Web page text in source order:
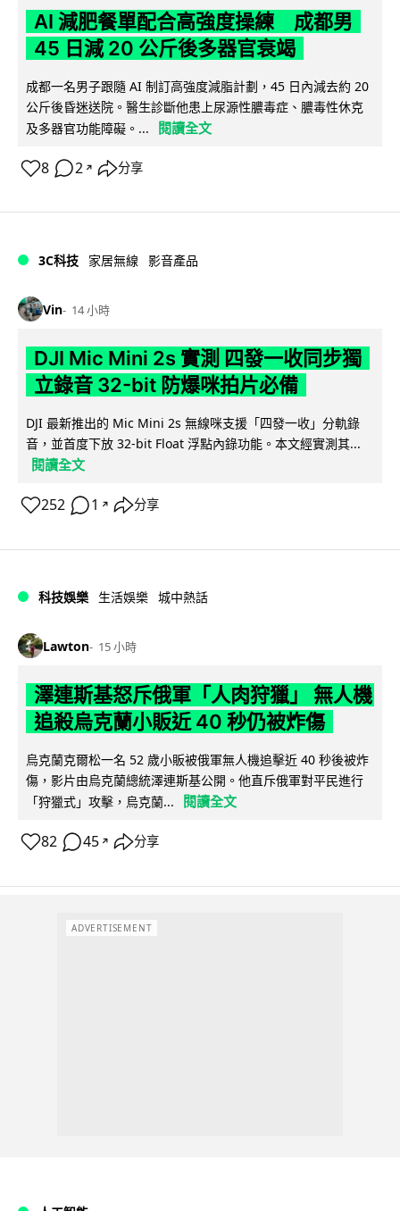
AI 減肥餐單配合高強度操練 成都男
45 日減 20 公斤後多器官衰竭
成都一名男子跟隨 AI 制訂高強度減脂計劃，45 日內減去約 20
公斤後昏迷送院。醫生診斷他患上尿源性膿毒症、膿毒性休克
及多器官功能障礙。...
閱讀全文
8 2 ↗ 分享
3C科技 家居無線 影音產品
Vin 14 小時
DJI Mic Mini 2s 實測 四發一收同步獨
立錄音 32-bit 防爆咪拍片必備
DJI 最新推出的 Mic Mini 2s 無線咪支援「四發一收」分軌錄
音，並首度下放 32-bit Float 浮點內錄功能。本文經實測其...
閱讀全文
252 1 ↗ 分享
科技娛樂 生活娛樂 城中熱話
Lawton 15 小時
澤連斯基怒斥俄軍「人肉狩獵」 無人機
追殺烏克蘭小販近 40 秒仍被炸傷
烏克蘭克爾松一名 52 歲小販被俄軍無人機追擊近 40 秒後被炸
傷，影片由烏克蘭總統澤連斯基公開。他直斥俄軍對平民進行
「狩獵式」攻擊，烏克蘭...
閱讀全文
82 45 ↗ 分享
ADVERTISEMENT